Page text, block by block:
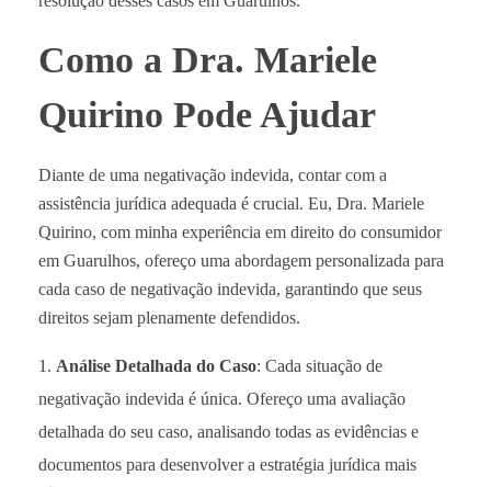
Como a Dra. Mariele
Quirino Pode Ajudar
Diante de uma negativação indevida, contar com a
assistência jurídica adequada é crucial. Eu, Dra. Mariele
Quirino, com minha experiência em direito do consumidor
em Guarulhos, ofereço uma abordagem personalizada para
cada caso de negativação indevida, garantindo que seus
direitos sejam plenamente defendidos.
Análise Detalhada do Caso: Cada situação de
negativação indevida é única. Ofereço uma avaliação
detalhada do seu caso, analisando todas as evidências e
documentos para desenvolver a estratégia jurídica mais